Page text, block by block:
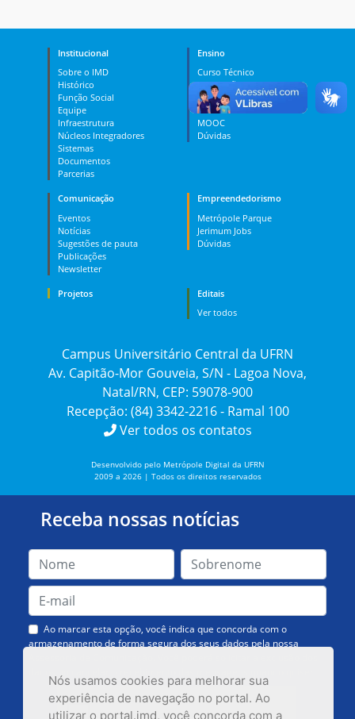
Nós usamos cookies para melhorar sua
experiência de navegação no portal. Ao
utilizar o portal.imd, você concorda com a
Institucional
Sobre o IMD
Histórico
Função Social
Equipe
Infraestrutura
Núcleos Integradores
Sistemas
Documentos
Parcerias
Ensino
Curso Técnico
Graduação
Pós-graduação
PES
MOOC
Dúvidas
Comunicação
Eventos
Notícias
Sugestões de pauta
Publicações
Newsletter
Empreendedorismo
Metrópole Parque
Jerimum Jobs
Dúvidas
Projetos
Editais
Ver todos
Campus Universitário Central da UFRN
Av. Capitão-Mor Gouveia, S/N - Lagoa Nova,
Natal/RN, CEP: 59078-900
Recepção: (84) 3342-2216 - Ramal 100
Ver todos os contatos
Desenvolvido pelo Metrópole Digital da UFRN
2009 a 2026 | Todos os direitos reservados
Receba nossas notícias
Ao marcar esta opção, você indica que concorda com o
armazenamento de forma segura dos seus dados pela nossa